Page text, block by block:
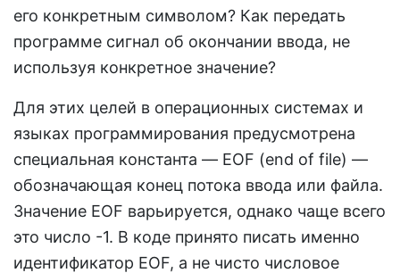
его конкретным символом? Как передать
программе сигнал об окончании ввода, не
используя конкретное значение?
Для этих целей в операционных системах и
языках программирования предусмотрена
специальная константа — EOF (end of file) —
обозначающая конец потока ввода или файла.
Значение EOF варьируется, однако чаще всего
это число -1. В коде принято писать именно
идентификатор EOF, а не чисто числовое